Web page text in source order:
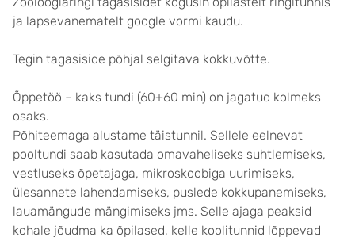
ja lapsevanematelt google vormi kaudu.
Tegin tagasiside põhjal selgitava kokkuvõtte.
Õppetöö – kaks tundi (60+60 min) on jagatud kolmeks
osaks.
Põhiteemaga alustame täistunnil. Sellele eelnevat
pooltundi saab kasutada omavaheliseks suhtlemiseks,
vestluseks õpetajaga, mikroskoobiga uurimiseks,
ülesannete lahendamiseks, puslede kokkupanemiseks,
lauamängude mängimiseks jms. Selle ajaga peaksid
kohale jõudma ka õpilased, kelle koolitunnid lõppevad